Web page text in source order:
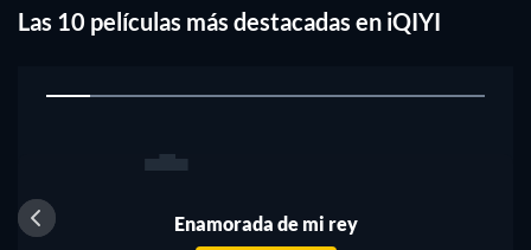
así de simple!.
Las 10 películas más destacadas en iQIYI
1
Enamorada de mi rey